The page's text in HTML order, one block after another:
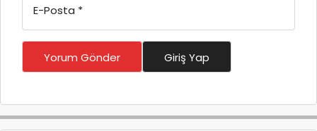
E-Posta *
Yorum Gönder Giriş Yap